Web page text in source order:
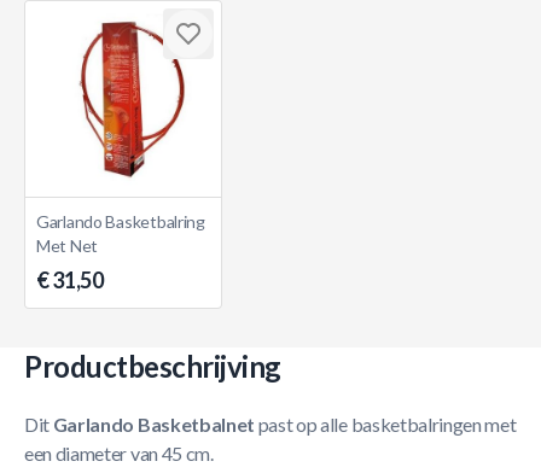
Garlando Basketbalring
Met Net
€ 31,50
Productbeschrijving
Dit Garlando Basketbalnet past op alle basketbalringen met
een diameter van 45 cm.